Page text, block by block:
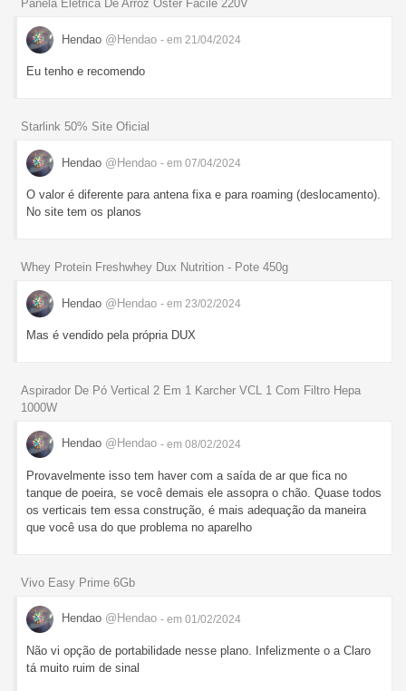
Panela Elétrica De Arroz Oster Facile 220V
Hendao @Hendao - em 21/04/2024
Eu tenho e recomendo
Starlink 50% Site Oficial
Hendao @Hendao - em 07/04/2024
O valor é diferente para antena fixa e para roaming (deslocamento).
No site tem os planos
Whey Protein Freshwhey Dux Nutrition - Pote 450g
Hendao @Hendao - em 23/02/2024
Mas é vendido pela própria DUX
Aspirador De Pó Vertical 2 Em 1 Karcher VCL 1 Com Filtro Hepa
1000W
Hendao @Hendao - em 08/02/2024
Provavelmente isso tem haver com a saída de ar que fica no
tanque de poeira, se você demais ele assopra o chão. Quase todos
os verticais tem essa construção, é mais adequação da maneira
que você usa do que problema no aparelho
Vivo Easy Prime 6Gb
Hendao @Hendao - em 01/02/2024
Não vi opção de portabilidade nesse plano. Infelizmente o a Claro
tá muito ruim de sinal